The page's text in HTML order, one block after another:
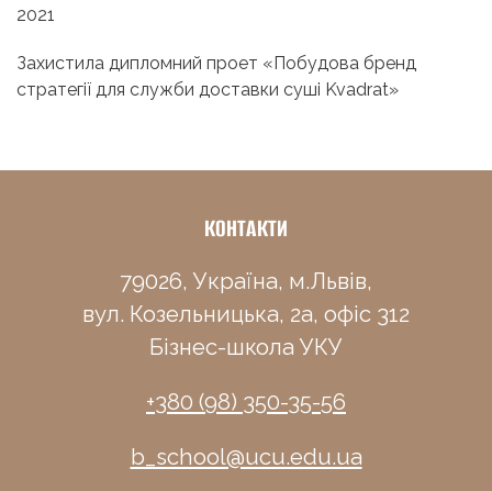
2021
Захистила дипломний проет «Побудова бренд
стратегії для служби доставки суші Kvadrat»
КОНТАКТИ
79026, Україна, м.Львів,
вул. Козельницька, 2а, офіс 312
Бізнес-школа УКУ
+380 (98) 350-35-56
b_school@ucu.edu.ua